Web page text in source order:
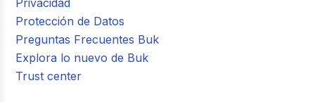
Protección de Datos
Preguntas Frecuentes Buk
Explora lo nuevo de Buk
Trust center